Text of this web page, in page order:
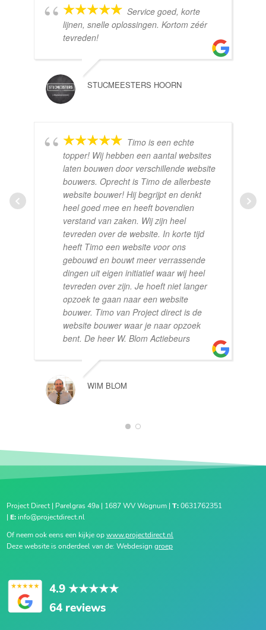
Service goed, korte
lijnen, snelle oplossingen. Kortom zéér
tevreden!
STUCMEESTERS HOORN
Timo is een echte
topper! Wij hebben een aantal websites
laten bouwen door verschillende website
bouwers. Oprecht is Timo de allerbeste
website bouwer! Hij begrijpt en denkt
heel goed mee en heeft bovendien
verstand van zaken. Wij zijn heel
tevreden over de website. In korte tijd
heeft Timo een website voor ons
gebouwd en bouwt meer verrassende
dingen uit eigen initiatief waar wij heel
tevreden over zijn. Je hoeft niet langer
opzoek te gaan naar een website
bouwer. Timo van Project direct is de
website bouwer waar je naar opzoek
bent. De heer W. Blom Actiebeurs
WIM BLOM
1 2
Project Direct | Parelgras 49a | 1687 WV Wognum |T:0631762351
| E: info@projectdirect.nl
Of neem ook eens een kijkje opwww.projectdirect.nl
Deze website is onderdeel van de: Webdesigngroep
4.9 ★★★★★
64 reviews